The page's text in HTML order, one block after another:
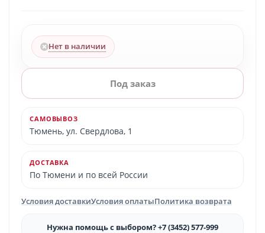
Нет в наличии
Под заказ
САМОВЫВОЗ
Тюмень, ул. Свердлова, 1
ДОСТАВКА
По Тюмени и по всей России
Условия доставкиУсловия оплатыПолитика возврата
Нужна помощь с выбором? +7 (3452) 577-999